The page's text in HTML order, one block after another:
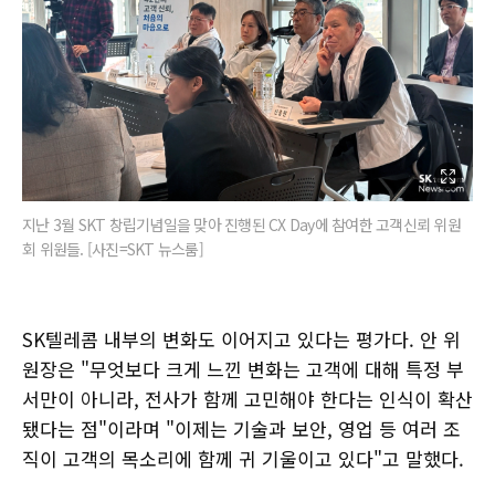
지난 3월 SKT 창립기념일을 맞아 진행된 CX Day에 참여한 고객신뢰 위원
회 위원들. [사진=SKT 뉴스룸]
SK텔레콤 내부의 변화도 이어지고 있다는 평가다. 안 위
원장은 "무엇보다 크게 느낀 변화는 고객에 대해 특정 부
서만이 아니라, 전사가 함께 고민해야 한다는 인식이 확산
됐다는 점"이라며 "이제는 기술과 보안, 영업 등 여러 조
직이 고객의 목소리에 함께 귀 기울이고 있다"고 말했다.